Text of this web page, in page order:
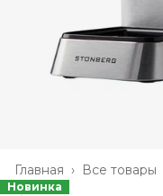
Все товары
Главная ›
Новинка